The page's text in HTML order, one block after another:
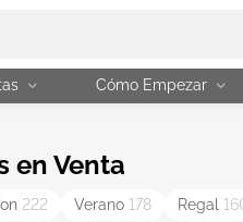
Cómo Empezar
en Venta
222 Verano 178 Regal